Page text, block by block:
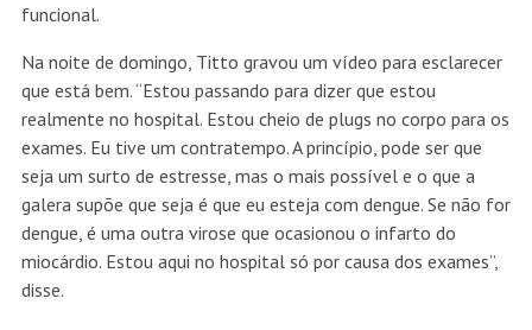
funcional.
Na noite de domingo, Titto gravou um vídeo para esclarecer
que está bem. “Estou passando para dizer que estou
realmente no hospital. Estou cheio de plugs no corpo para os
exames. Eu tive um contratempo. A princípio, pode ser que
seja um surto de estresse, mas o mais possível e o que a
galera supõe que seja é que eu esteja com dengue. Se não for
dengue, é uma outra virose que ocasionou o infarto do
miocárdio. Estou aqui no hospital só por causa dos exames”,
disse.